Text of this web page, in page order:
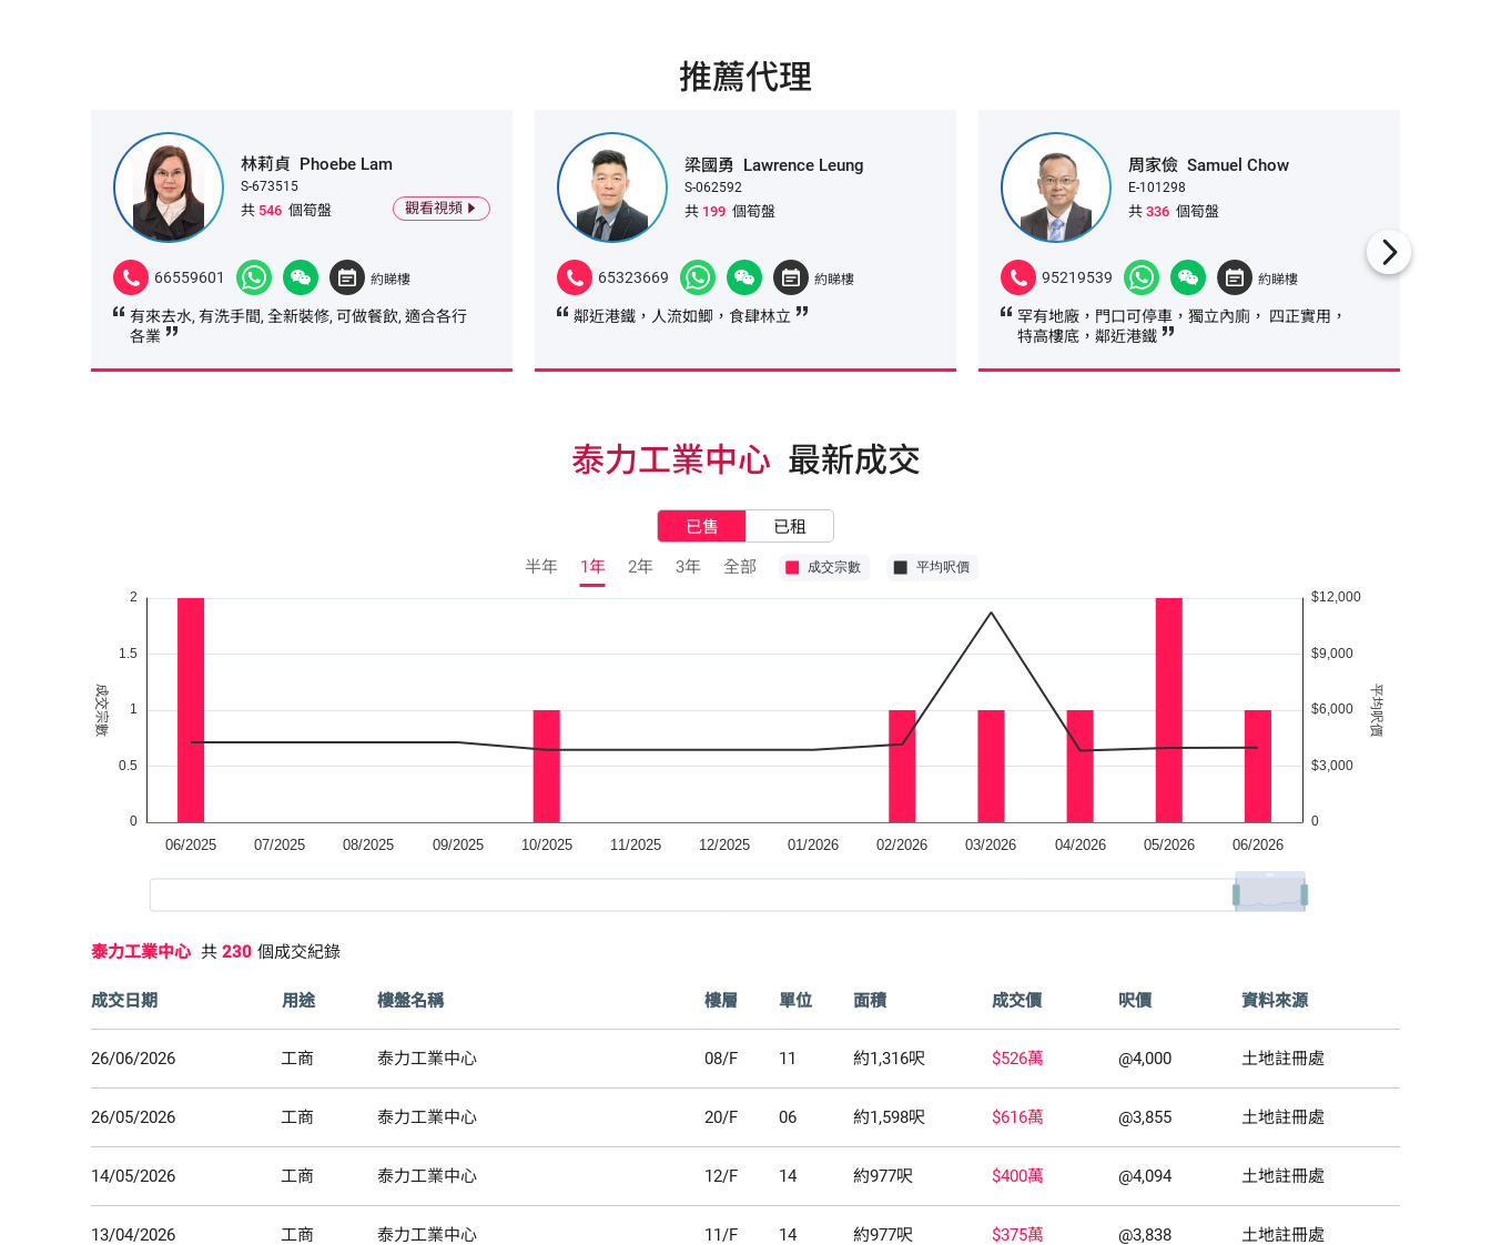
泰力工業中心 最新成交
已售
已租
半年
1年 2年 3年 全部
泰力工業中心 共 230 個成交紀錄
成交日期 用途 樓盤名稱 樓層 單位 面積 成交價 呎價 資料來源
26/06/2026 工商 泰力工業中心 08/F 11 約1,316呎 $526萬 @4,000 土地註冊處
26/05/2026 工商 泰力工業中心 20/F 06 約1,598呎 $616萬 @3,855 土地註冊處
14/05/2026 工商 泰力工業中心 12/F 14 約977呎 $400萬 @4,094 土地註冊處
13/04/2026 工商 泰力工業中心 11/F 14 約977呎 $375萬 @3,838 土地註冊處
推薦代理
林莉貞 Phoebe Lam
S-673515
共 546 個筍盤 觀看視頻
66559601 約睇樓
有來去水, 有洗手間, 全新裝修, 可做餐飲, 適合各行
各業
梁國勇 Lawrence Leung
S-062592
共 199 個筍盤
65323669 約睇樓
鄰近港鐵，人流如鯽，食肆林立
周家儉 Samuel Chow
E-101298
共 336 個筍盤
95219539 約睇樓
罕有地廠，門口可停車，獨立內廁， 四正實用，
特高樓底，鄰近港鐵